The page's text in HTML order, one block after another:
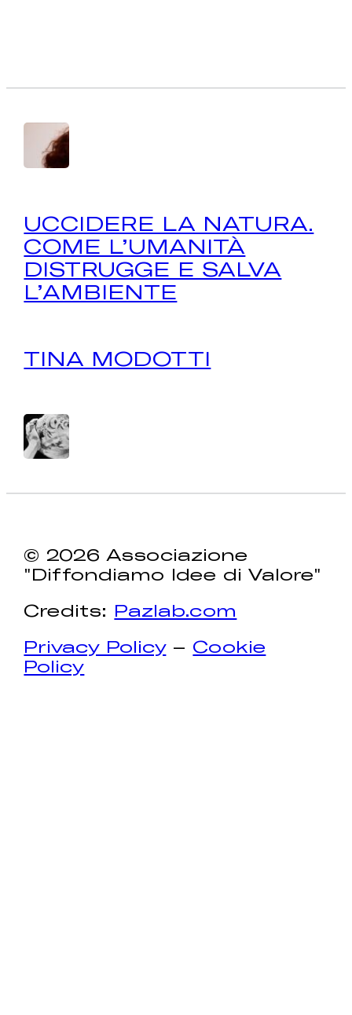
UCCIDERE LA NATURA.
COME L’UMANITÀ
DISTRUGGE E SALVA
L’AMBIENTE
TINA MODOTTI
© 2026 Associazione
"Diffondiamo Idee di Valore"
Credits: Pazlab.com
Privacy Policy– Cookie
Policy